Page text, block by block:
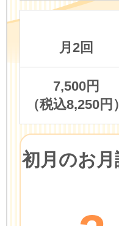
月2回
7,500円
（税込8,250円）
初月のお月